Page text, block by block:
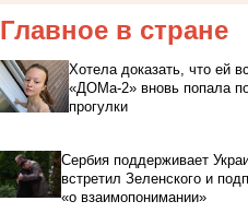
Главное в стране
Хотела доказать, что ей
«ДОМа-2» вновь попала
прогулки
Сербия поддерживает
встретил Зеленского и
«о взаимопонимании»